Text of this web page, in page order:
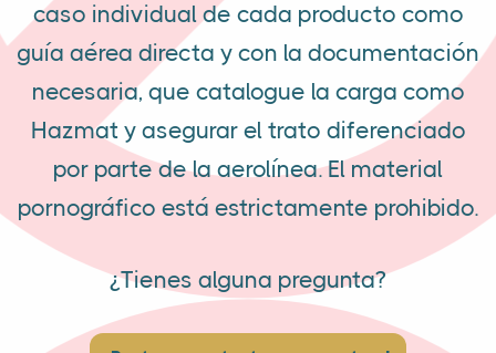
caso individual de cada producto como
guía aérea directa y con la documentación
necesaria, que catalogue la carga como
Hazmat y asegurar el trato diferenciado
por parte de la aerolínea. El material
pornográfico está estrictamente prohibido.
¿Tienes alguna pregunta?